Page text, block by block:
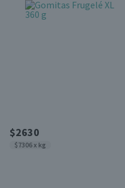
$2630
$7306 x kg